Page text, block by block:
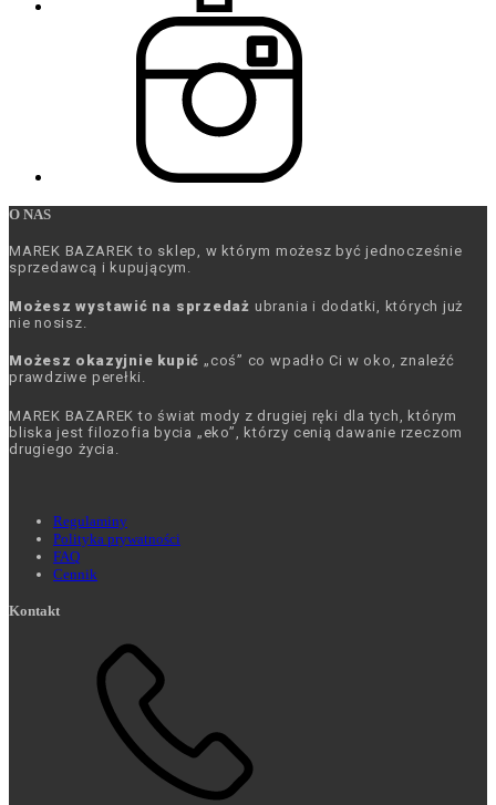
O NAS
MAREK BAZAREK to sklep, w którym możesz być jednocześnie
sprzedawcą i kupującym.
Możesz wystawić na sprzedaż ubrania i dodatki, których już
nie nosisz.
Możesz okazyjnie kupić „coś” co wpadło Ci w oko, znaleźć
prawdziwe perełki.
MAREK BAZAREK to świat mody z drugiej ręki dla tych, którym
bliska jest filozofia bycia „eko”, którzy cenią dawanie rzeczom
drugiego życia.
Regulaminy
Polityka prywatności
FAQ
Cennik
Kontakt